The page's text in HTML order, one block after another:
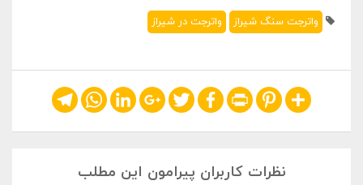
واترجت سنگ شیراز واترجت در شیراز
Share
Pinterest
Print
Facebook
Twitter
Google+
LinkedIn
WhatsApp
Telegram
نظرات کاربران پیرامون این مطلب